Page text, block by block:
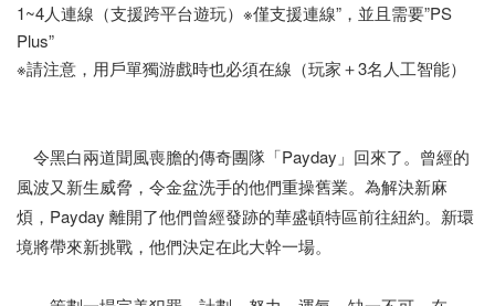
1~4人連線（支援跨平台遊玩）※僅支援連線”，並且需要”PS
Plus”
※請注意，用戶單獨游戲時也必須在線（玩家＋3名人工智能）
令黑白兩道聞風喪膽的傳奇團隊「Payday」回來了。曾經的
風波又新生威脅，令金盆洗手的他們重操舊業。為解決新麻
煩，Payday 離開了他們曾經發跡的華盛頓特區前往紐約。新環
境將帶來新挑戰，他們決定在此大幹一場。